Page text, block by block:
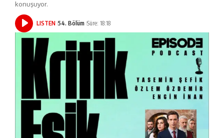
konuşuyor.
LISTEN 54. Bölüm Süre: 18:18